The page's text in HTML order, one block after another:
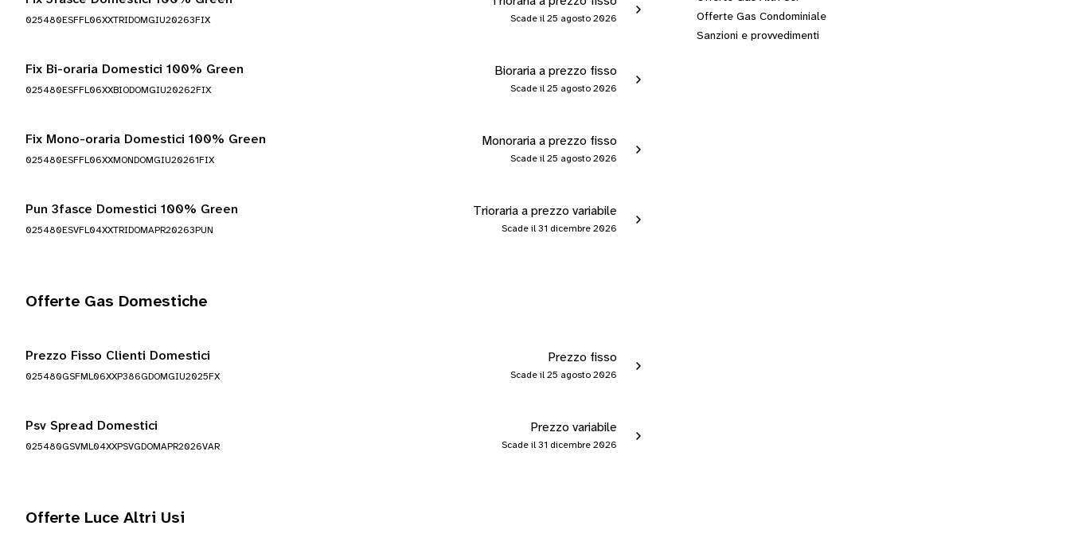
025480ESFFL06XXTRIDOMGIU20263FIX Scade il 25 agosto 2026
Fix Bi-oraria Domestici 100% Green
025480ESFFL06XXBIODOMGIU20262FIX
Bioraria a prezzo fisso
Scade il 25 agosto 2026
Fix Mono-oraria Domestici 100% Green
025480ESFFL06XXMONDOMGIU20261FIX
Monoraria a prezzo fisso
Scade il 25 agosto 2026
Pun 3fasce Domestici 100% Green
025480ESVFL04XXTRIDOMAPR20263PUN
Trioraria a prezzo variabile
Scade il 31 dicembre 2026
Offerte Gas Domestiche
Prezzo Fisso Clienti Domestici
025480GSFML06XXP386GDOMGIU2025FX
Prezzo fisso
Scade il 25 agosto 2026
Psv Spread Domestici
025480GSVML04XXPSVGDOMAPR2026VAR
Prezzo variabile
Scade il 31 dicembre 2026
Offerte Luce Altri Usi
Offerte Gas Condominiale
Sanzioni e provvedimenti